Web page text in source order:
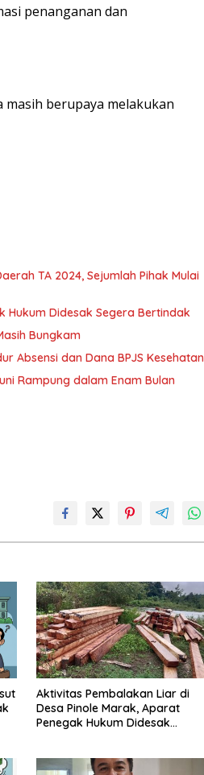
penanganan dan
berupaya melakukan
TA 2024, Sejumlah Pihak Mulai
Hukum Didesak Segera Bertindak
Bungkam
Absensi dan Dana BPJS Kesehatan
Rampung dalam Enam Bulan
Aktivitas Pembalakan Liar di
Desa Pinole Marak, Aparat
Penegak Hukum Didesak